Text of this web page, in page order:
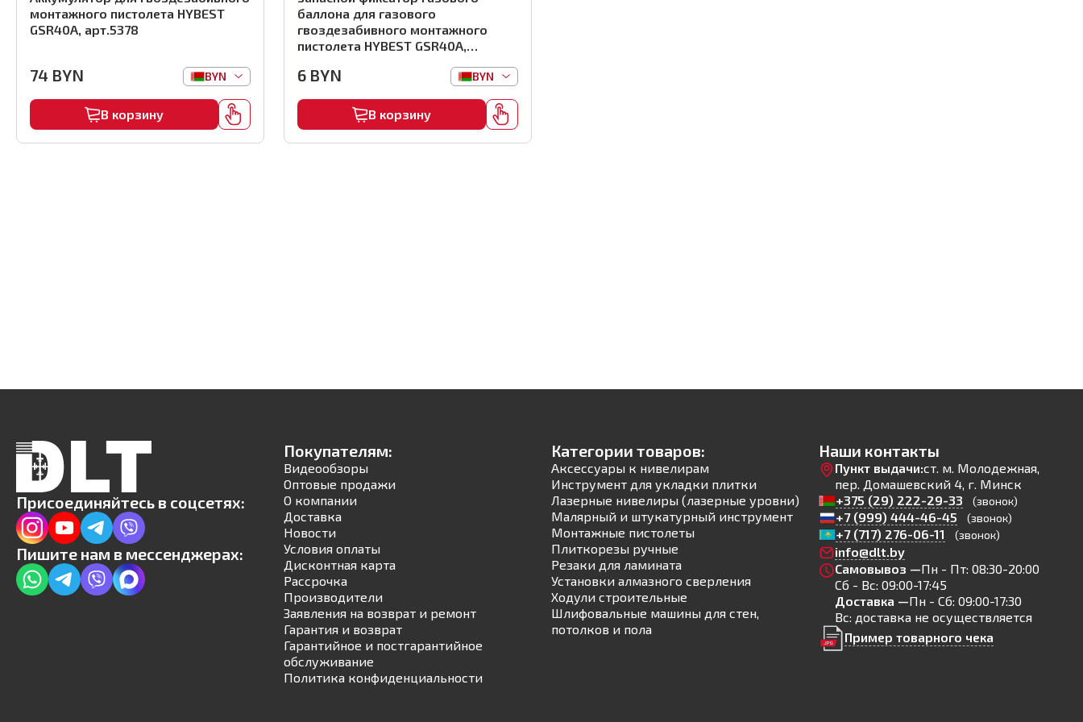
монтажного пистолета HYBEST
GSR40A, арт.5378
74 BYN BYN
В корзину
баллона для газового
гвоздезабивного монтажного
пистолета HYBEST GSR40A,
6 BYN BYN
В корзину
Присоединяйтесь в соцсетях:
Пишите нам в мессенджерах:
Покупателям:
Видеообзоры
Оптовые продажи
О компании
Доставка
Новости
Условия оплаты
Дисконтная карта
Рассрочка
Производители
Заявления на возврат и ремонт
Гарантия и возврат
Гарантийное и постгарантийное
обслуживание
Политика конфиденциальности
Категории товаров:
Аксессуары к нивелирам
Инструмент для укладки плитки
Лазерные нивелиры (лазерные уровни)
Малярный и штукатурный инструмент
Монтажные пистолеты
Плиткорезы ручные
Резаки для ламината
Установки алмазного сверления
Ходули строительные
Шлифовальные машины для стен,
потолков и пола
Наши контакты
Пункт выдачи:ст. м. Молодежная,
пер. Домашевский 4, г. Минск
+375 (29) 222-29-33
(звонок)
+7 (999) 444-46-45 (звонок)
+7 (717) 276-06-11 (звонок)
info@dlt.by
Самовывоз —Пн - Пт: 08:30-20:00
Сб - Вс: 09:00-17:45
Доставка —Пн - Сб: 09:00-17:30
Вс: доставка не осуществляется
Пример товарного чека